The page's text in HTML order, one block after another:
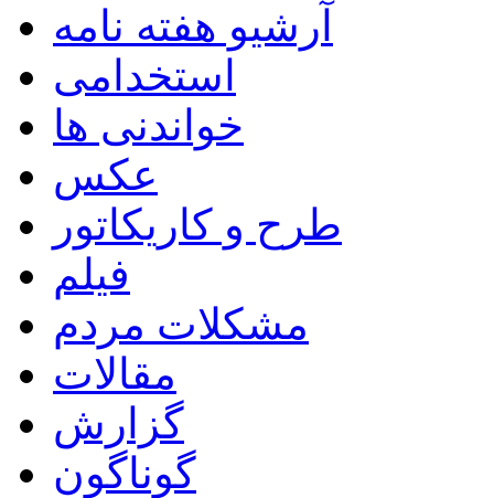
آرشیو هفته نامه
استخدامی
خواندنی ها
عکس
طرح و کاریکاتور
فیلم
مشکلات مردم
مقالات
گزارش
گوناگون